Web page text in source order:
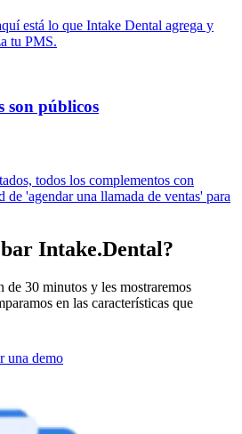
está lo que Intake Dental agrega y
tu PMS.
son públicos
todos los complementos con
de 'agendar una llamada de ventas' para
Intake.Dental?
de 30 minutos y les mostraremos
en las características que
una demo